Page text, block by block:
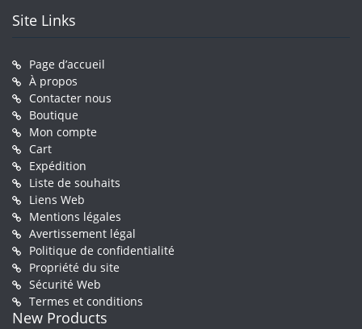
Site Links
Page d’accueil
À propos
Contacter nous
Boutique
Mon compte
Cart
Expédition
Liste de souhaits
Liens Web
Mentions légales
Avertissement légal
Politique de confidentialité
Propriété du site
Sécurité Web
Termes et conditions
New Products